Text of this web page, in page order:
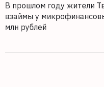
В прошлом году жители
взаймы у
млн рублей